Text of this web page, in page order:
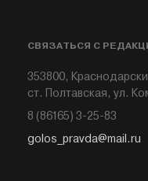
СВЯЗАТЬСЯ С
353800,
ст. Полтавская, ул.
8 (86165) 3-25-83
golos_pravda@mail.ru